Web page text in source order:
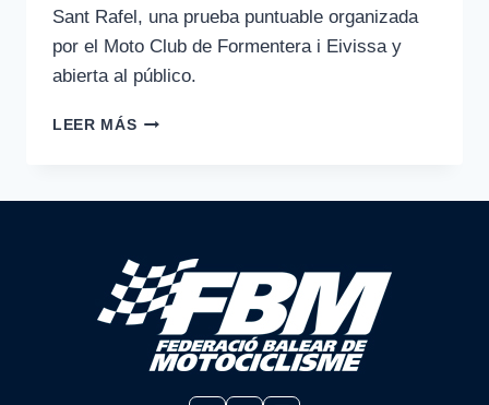
Sant Rafel, una prueba puntuable organizada
por el Moto Club de Formentera i Eivissa y
abierta al público.
LEER MÁSEL
CITA
EN
EIVISSA